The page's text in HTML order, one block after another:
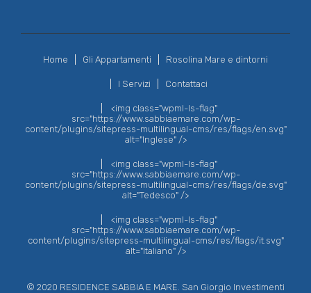
Home Gli Appartamenti Rosolina Mare e dintorni
I Servizi Contattaci
<img class="wpml-ls-flag"
src="https://www.sabbiaemare.com/wp-
content/plugins/sitepress-multilingual-cms/res/flags/en.svg"
alt="Inglese" />
<img class="wpml-ls-flag"
src="https://www.sabbiaemare.com/wp-
content/plugins/sitepress-multilingual-cms/res/flags/de.svg"
alt="Tedesco" />
<img class="wpml-ls-flag"
src="https://www.sabbiaemare.com/wp-
content/plugins/sitepress-multilingual-cms/res/flags/it.svg"
alt="Italiano" />
© 2020 RESIDENCE SABBIA E MARE. San Giorgio Investimenti